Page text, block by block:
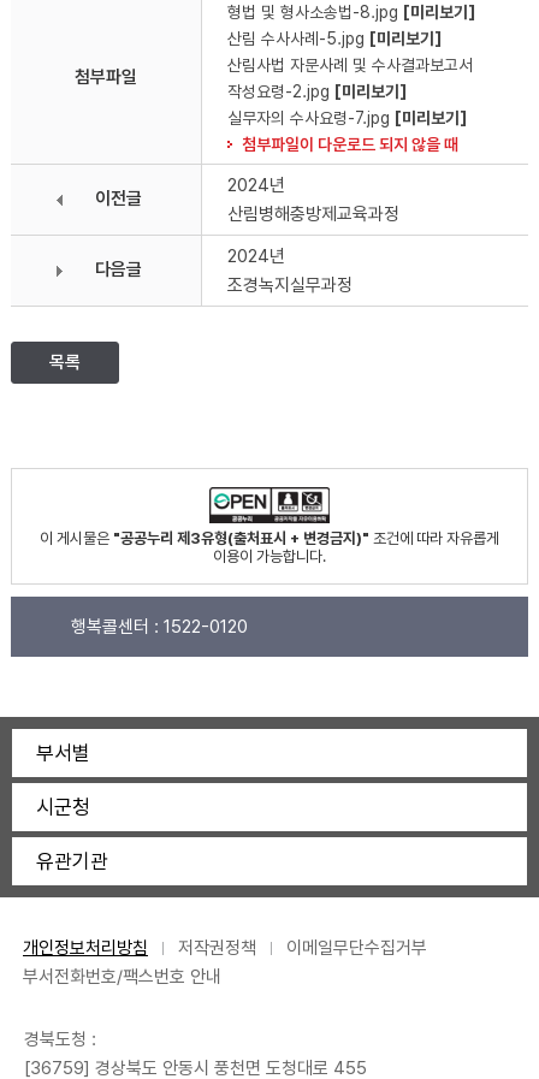
첨부파일
형법 및 형사소송법-8.jpg [미리보기]
산림 수사사례-5.jpg [미리보기]
산림사법 자문사례 및 수사결과보고서
작성요령-2.jpg [미리보기]
실무자의 수사요령-7.jpg [미리보기]
첨부파일이 다운로드 되지 않을 때
이전글
2024년
산림병해충방제교육과정
다음글
2024년
조경녹지실무과정
목록
이 게시물은 "공공누리 제3유형(출처표시 + 변경금지)" 조건에 따라 자유롭게
이용이 가능합니다.
행복콜센터 : 1522-0120
부서별
시군청
유관기관
개인정보처리방침 저작권정책
이메일무단수집거부
부서전화번호/팩스번호 안내
경북도청 :
[36759] 경상북도 안동시 풍천면 도청대로 455